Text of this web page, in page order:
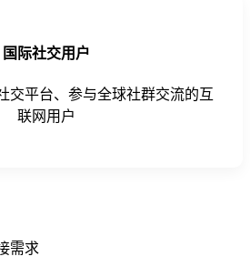
国际社交用户
交平台、参与全球社群交流的互
联网用户
需求